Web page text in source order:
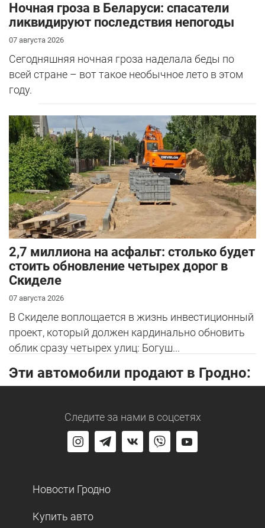
Ночная гроза в Беларуси: спасатели
ликвидируют последствия непогоды
07 августа 2026
Сегодняшняя ночная гроза наделала беды по
всей стране – вот такое необычное лето в этом
году.
2,7 миллиона на асфальт: столько будет
стоить обновление четырех дорог в
Скиделе
07 августа 2026
В Скиделе воплощается в жизнь инвестиционный
проект, который должен кардинально обновить
облик сразу четырех улиц: Богуш...
Эти автомобили продают в Гродно:
Следите за нами в соцсетях
Новости Гродно
Купить авто